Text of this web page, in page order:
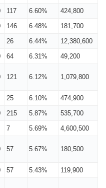
117 6.60%
424,800
146 6.48%
181,700
26 6.44%
12,380,600
64 6.31% 49,200
121 6.12% 1,079,800
25 6.10%
474,900
215 5.87%
535,700
7 5.69% 4,600,500
57 5.67% 180,500
57 5.43% 119,900